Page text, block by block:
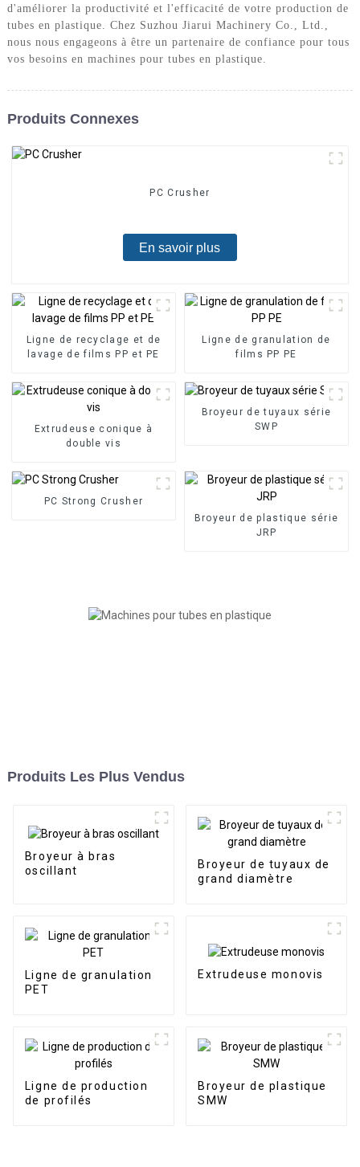
d'améliorer la productivité et l'efficacité de votre production de
tubes en plastique. Chez Suzhou Jiarui Machinery Co., Ltd.,
nous nous engageons à être un partenaire de confiance pour tous
vos besoins en machines pour tubes en plastique.
Produits Connexes
PC Crusher
En savoir plus
Ligne de recyclage et de
lavage de films PP et PE
Ligne de granulation de
films PP PE
Extrudeuse conique à
double vis
Broyeur de tuyaux série
SWP
PC Strong Crusher
Broyeur de plastique série
JRP
Produits Les Plus Vendus
Broyeur à bras
oscillant
Broyeur de tuyaux de
grand diamètre
Ligne de granulation
PET
Extrudeuse monovis
Ligne de production
de profilés
Broyeur de plastique
SMW